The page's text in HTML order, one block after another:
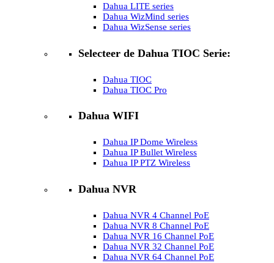
Dahua LITE series
Dahua WizMind series
Dahua WizSense series
Selecteer de Dahua TIOC Serie:
Dahua TIOC
Dahua TIOC Pro
Dahua WIFI
Dahua IP Dome Wireless
Dahua IP Bullet Wireless
Dahua IP PTZ Wireless
Dahua NVR
Dahua NVR 4 Channel PoE
Dahua NVR 8 Channel PoE
Dahua NVR 16 Channel PoE
Dahua NVR 32 Channel PoE
Dahua NVR 64 Channel PoE